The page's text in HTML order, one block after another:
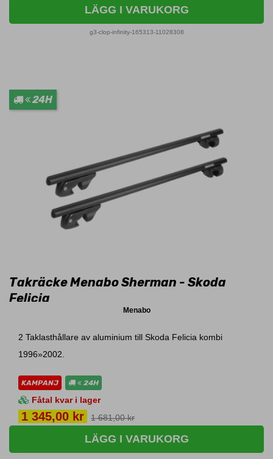
LÄGG I VARUKORG
g3-clop-infinity-165313-11028308
Takräcke Menabo Sherman - Skoda
Felicia
Menabo
2 Taklasthållare av aluminium till Skoda Felicia kombi
1996»2002.
24H
KAMPANJ 24H
Fåtal kvar i lager
Pris
1 345,00 kr 1 681,00 kr
LÄGG I VARUKORG